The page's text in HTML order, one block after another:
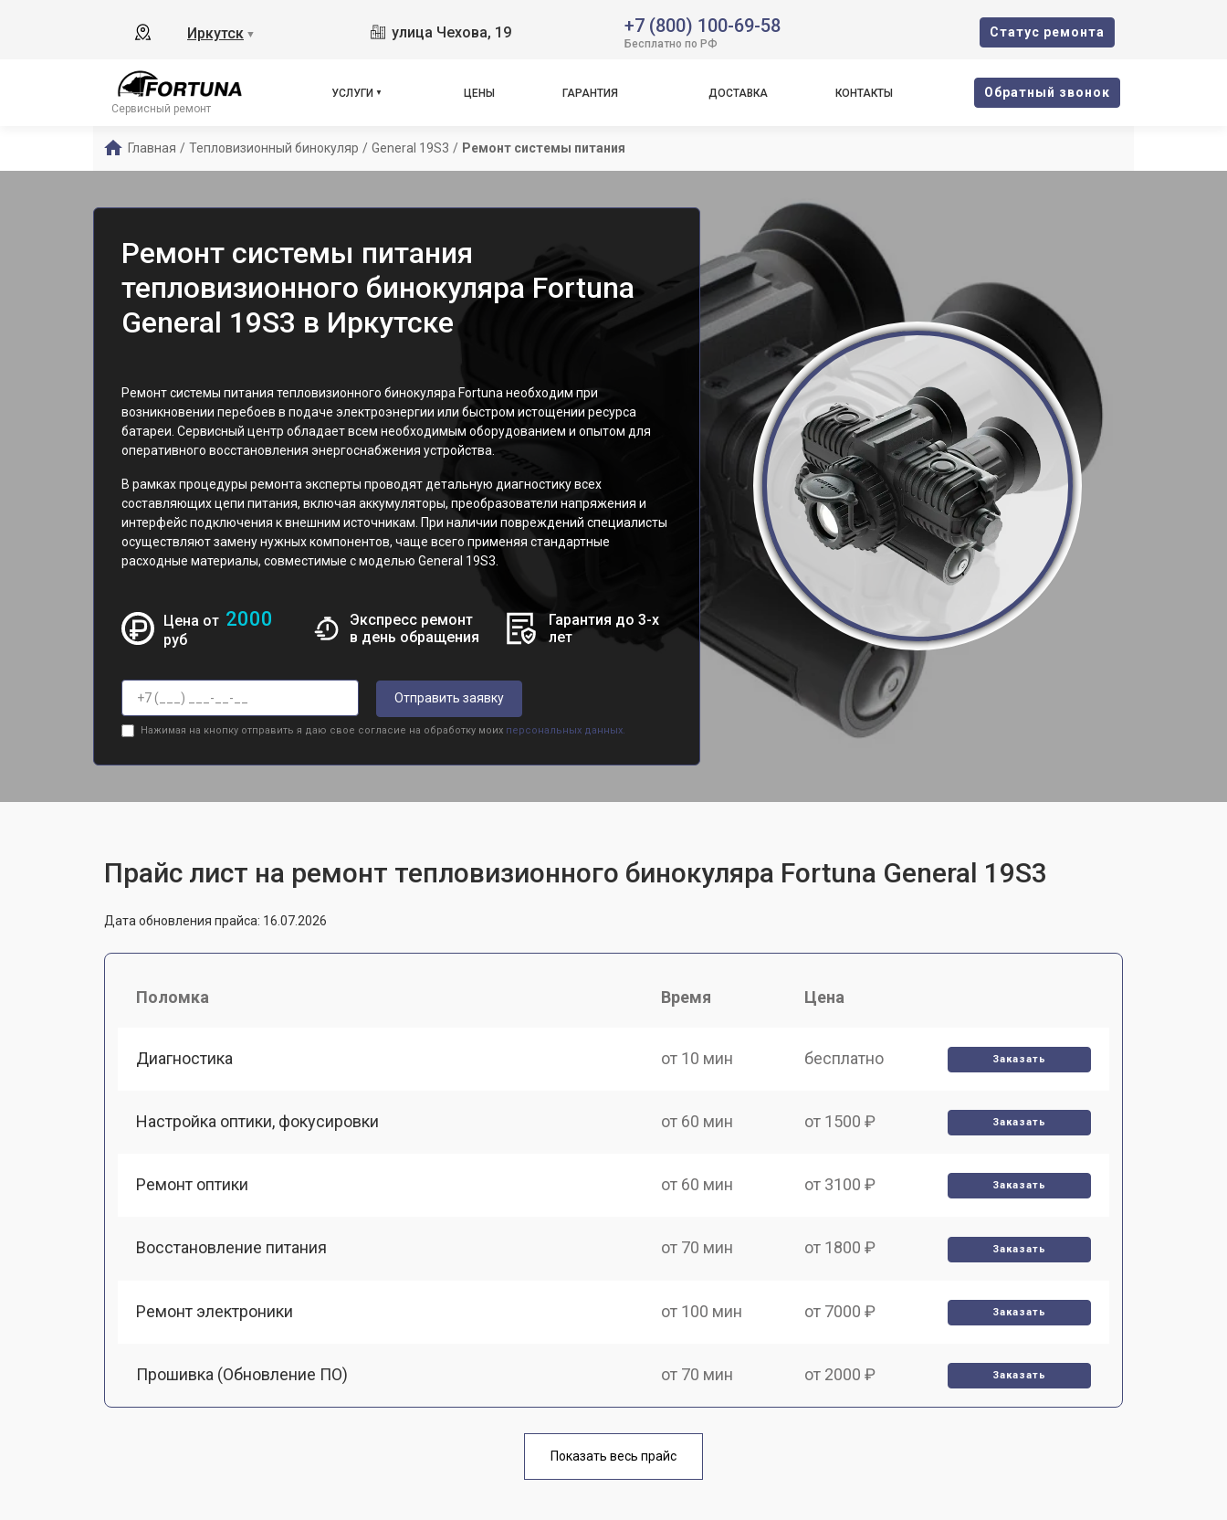
Иркутск ▼ улица Чехова, 19 +7 (800) 100-69-58
Бесплатно по РФ
Cтатус ремонта
Сервисный ремонт
УСЛУГИ ЦЕНЫ ГАРАНТИЯ ДОСТАВКА КОНТАКТЫ Oбратный звонок
Главная / Тепловизионный бинокуляр / General 19S3 / Ремонт системы питания
Ремонт системы питания
тепловизионного бинокуляра Fortuna
General 19S3 в Иркутске
Ремонт системы питания тепловизионного бинокуляра Fortuna необходим при
возникновении перебоев в подаче электроэнергии или быстром истощении ресурса
батареи. Сервисный центр обладает всем необходимым оборудованием и опытом для
оперативного восстановления энергоснабжения устройства.
В рамках процедуры ремонта эксперты проводят детальную диагностику всех
составляющих цепи питания, включая аккумуляторы, преобразователи напряжения и
интерфейс подключения к внешним источникам. При наличии повреждений специалисты
осуществляют замену нужных компонентов, чаще всего применяя стандартные
расходные материалы, совместимые с моделью General 19S3.
Цена от 2000
руб
Экспресс ремонт
в день обращения
Гарантия до 3-х
лет
Отправить заявку
Нажимая на кнопку отправить я даю свое согласие на обработку моих персональных данных.
Прайс лист на ремонт тепловизионного бинокуляра Fortuna General 19S3
Дата обновления прайса: 16.07.2026
Поломка Время Цена
Диагностика от 10 мин бесплатно Заказать
Настройка оптики, фокусировки от 60 мин от 1500 ₽ Заказать
Ремонт оптики от 60 мин от 3100 ₽ Заказать
Восстановление питания от 70 мин от 1800 ₽ Заказать
Ремонт электроники от 100 мин от 7000 ₽ Заказать
Прошивка (Обновление ПО) от 70 мин от 2000 ₽ Заказать
от 40 мин
Показать весь прайс